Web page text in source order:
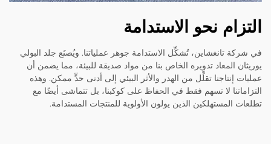
التزام نحو الاستدامة
في شركة تانغشاين، تُشكِّل الاستدامة جوهر عملياتنا. ويُصنَع جلد البولي
يوريثان المعاد تدويره الخاص بنا من مواد صديقة للبيئة، مما يضمن أن
عمليات إنتاجنا تقلِّل من الهدر والأثر البيئي إلى أدنى حدٍّ ممكن. وهذه
التزاماتنا لا تسهم فقط في الحفاظ على كوكبنا، بل تتماشى أيضًا مع
تطلعات المستهلكين الذين يولون الأولوية للمنتجات المستدامة.